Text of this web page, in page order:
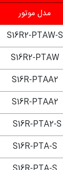
مدل موتور
S16R2-PTAW-S
S16R2-PTAW
S16R-PTAA2
S16R-PTAA2
S16R-PTA2-S
S16R-PTA-S